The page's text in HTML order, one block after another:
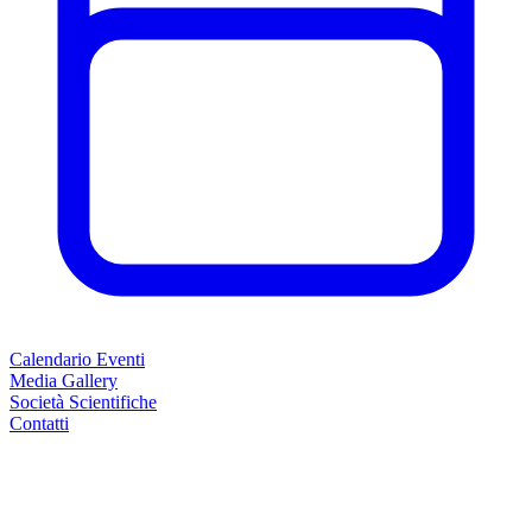
Calendario Eventi
Media Gallery
Società Scientifiche
Contatti